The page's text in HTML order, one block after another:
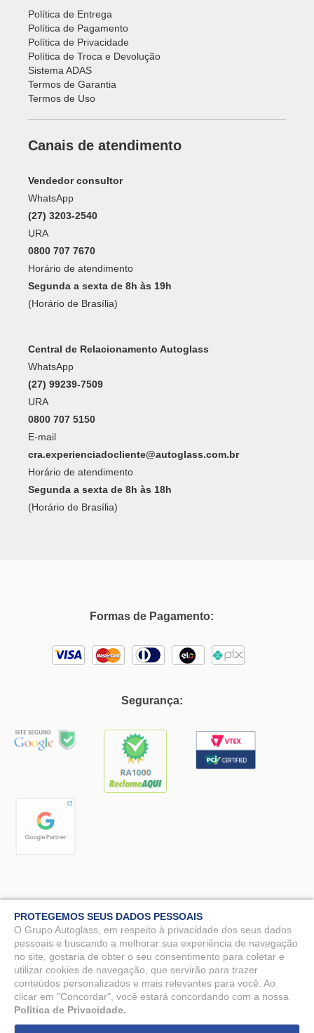
Política de Entrega
Política de Pagamento
Política de Privacidade
Política de Troca e Devolução
Sistema ADAS
Termos de Garantia
Termos de Uso
Canais de atendimento
Vendedor consultor
WhatsApp
(27) 3203-2540
URA
0800 707 7670
Horário de atendimento
Segunda a sexta de 8h às 19h
(Horário de Brasília)
Central de Relacionamento Autoglass
WhatsApp
(27) 99239-7509
URA
0800 707 5150
E-mail
cra.experienciadocliente@autoglass.com.br
Horário de atendimento
Segunda a sexta de 8h às 18h
(Horário de Brasília)
Formas de Pagamento:
Segurança:
Autoglass© 2025 - Todos os direitos reservados. MG Vidros Automotivos
LTDA - CNPJ: 07.571.746/0009-51.
Rua Benjamin Constant, 90 - Nossa Sra. da Penha, Vila Velha - ES, 29110-
150 - DPO: Rafael Ramos Galvão - dpo@autoglass.com.br
PROTEGEMOS SEUS DADOS PESSOAIS
O Grupo Autoglass, em respeito à privacidade dos seus dados
pessoais e buscando a melhorar sua experiência de navegação
no site, gostaria de obter o seu consentimento para coletar e
utilizar cookies de navegação, que servirão para trazer
conteúdos personalizados e mais relevantes para você. Ao
clicar em "Concordar", você estará concordando com a nossa
Política de Privacidade.